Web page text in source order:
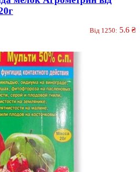
Від 1250: 5.6 ₴